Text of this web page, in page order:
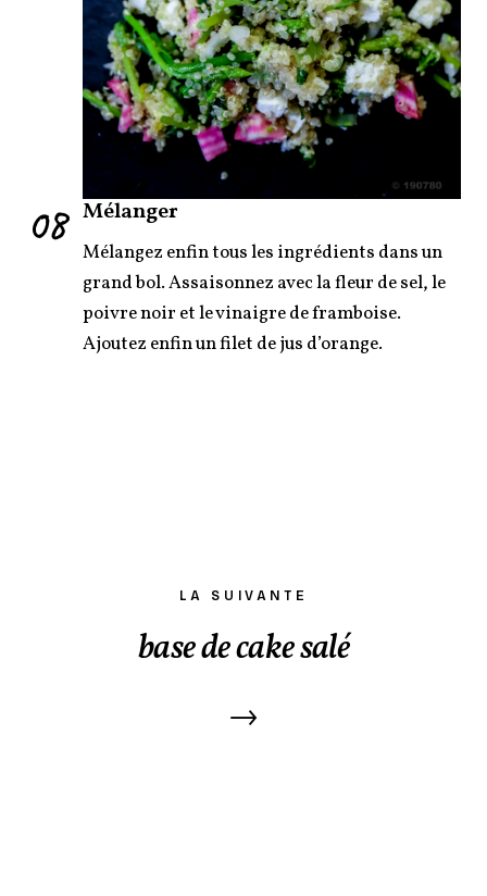
08 Mélanger
Mélangez enfin tous les ingrédients dans un
grand bol. Assaisonnez avec la fleur de sel, le
poivre noir et le vinaigre de framboise.
Ajoutez enfin un filet de jus d’orange.
LA SUIVANTE
base de cake salé
→